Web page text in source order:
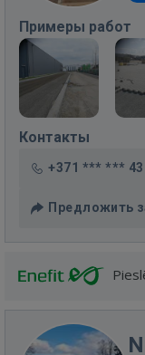
Примеры работ
Контакты
+371 *** *** 43
Предложить